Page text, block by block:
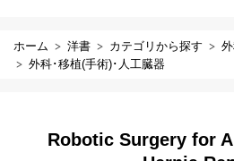
ホーム 洋書 カテゴリから探す
外科･移植(手術)･人工臓器
Robotic Surgery for